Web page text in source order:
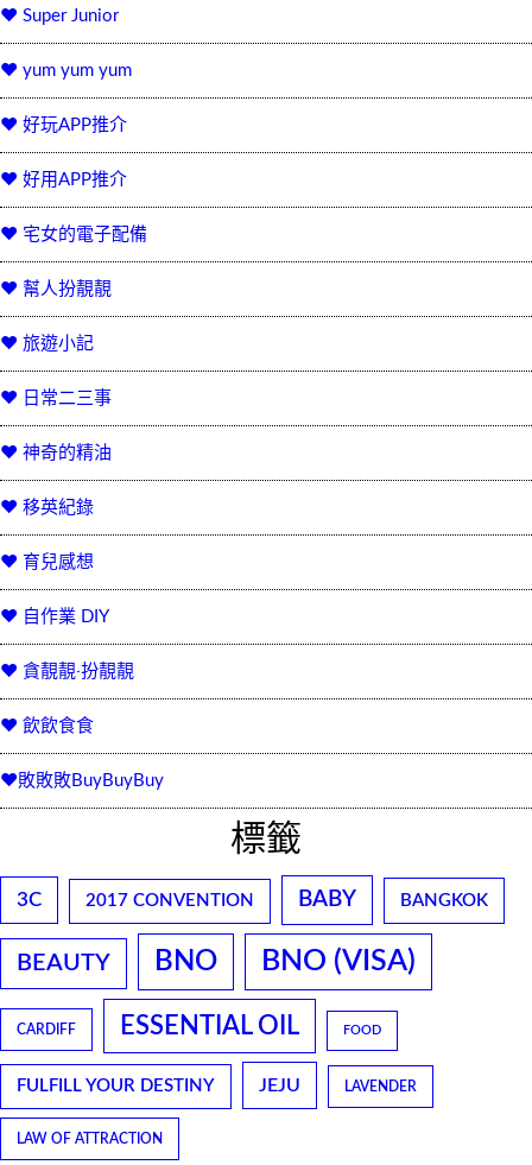
♥ Super Junior
♥ yum yum yum
♥ 好玩APP推介
♥ 好用APP推介
♥ 宅女的電子配備
♥ 幫人扮靚靚
♥ 旅遊小記
♥ 日常二三事
♥ 神奇的精油
♥ 移英紀錄
♥ 育兒感想
♥ 自作業 DIY
♥ 貪靚靚‧扮靚靚
♥ 飲飲食食
♥敗敗敗BuyBuyBuy
標籤
3C 2017 CONVENTION BABY BANGKOK
BEAUTY BNO BNO (VISA)
CARDIFF ESSENTIAL OIL FOOD
FULFILL YOUR DESTINY JEJU LAVENDER
LAW OF ATTRACTION